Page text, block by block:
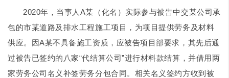
2020年，当事人A某（化名）实际参与被告中交某公司承
包的市某道路及排水工程施工项目，为项目提供劳务及材料
供应。因A某不具备施工资质，应被告项目部要求，其先后通
过被告已签约的八家“代结算公司”进行材料款结算，并借用两
家劳务公司名义补签劳务分包合同。相关名义签约方收到被